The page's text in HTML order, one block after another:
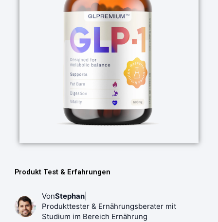
Produkt Test & Erfahrungen
VonStephan
Produkttester & Ernährungsberater mit
Studium im Bereich Ernährung